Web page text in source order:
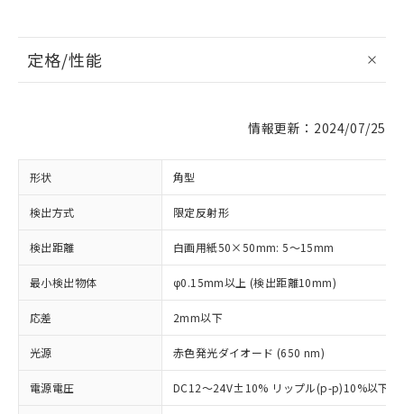
定格/性能
情報更新：2024/07/25
形状 角型
検出方式 限定反射形
検出距離 白画用紙50×50mm: 5～15mm
最小検出物体 φ0.15mm以上 (検出距離10mm)
応差 2mm以下
光源 赤色発光ダイオード (650 nm)
電源電圧 DC12～24V±10% リップル(p-p)10%以下